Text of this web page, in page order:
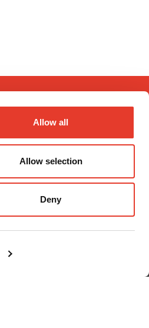
Allow all
Allow selection
Deny